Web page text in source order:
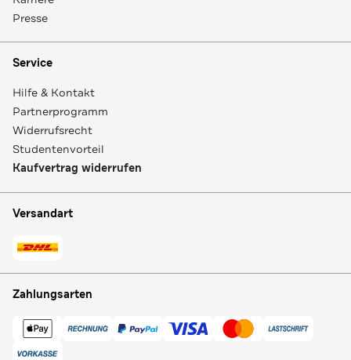
Presse
Service
Hilfe & Kontakt
Partnerprogramm
Widerrufsrecht
Studentenvorteil
Kaufvertrag widerrufen
Versandart
Zahlungsarten